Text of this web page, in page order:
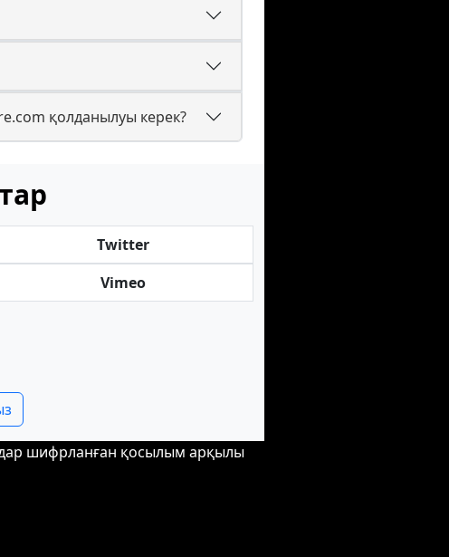
қолданылуы керек?
Twitter
Vimeo
шифрланған қосылым арқылы